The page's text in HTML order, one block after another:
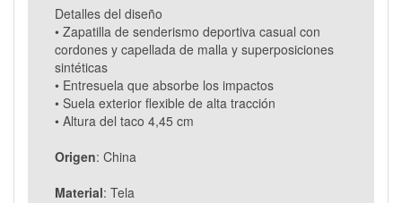
Detalles del diseño
• Zapatilla de senderismo deportiva casual con
cordones y capellada de malla y superposiciones
sintéticas
• Entresuela que absorbe los impactos
• Suela exterior flexible de alta tracción
• Altura del taco 4,45 cm
Origen: China
Material: Tela